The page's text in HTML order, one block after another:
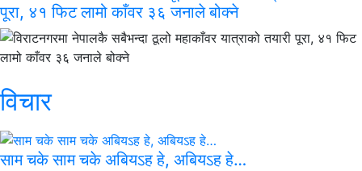
पूरा, ४१ फिट लामो काँवर ३६ जनाले बोक्ने
विचार
साम चके साम चके अबियऽह हे, अबियऽह हे…